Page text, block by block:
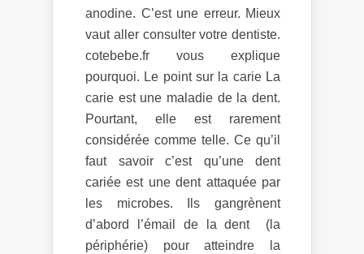
anodine. C’est une erreur. Mieux
vaut aller consulter votre dentiste.
cotebebe.fr vous explique
pourquoi. Le point sur la carie La
carie est une maladie de la dent.
Pourtant, elle est rarement
considérée comme telle. Ce qu’il
faut savoir c’est qu’une dent
cariée est une dent attaquée par
les microbes. Ils gangrènent
d’abord l’émail de la dent (la
périphérie) pour atteindre la